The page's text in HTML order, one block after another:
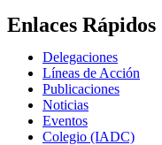
Enlaces Rápidos
Delegaciones
Líneas de Acción
Publicaciones
Noticias
Eventos
Colegio (IADC)